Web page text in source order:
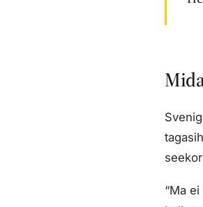
“Ma